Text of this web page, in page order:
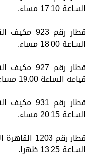
الساعة 17.10 مساء.
قطار رقم
الساعة 18.00 مساء.
قطار رقم
قيامه الساعة 19.00 مساء.
قطار رقم
الساعة 20.15 مساء.
قطار رقم
الساعة 13.25 ظهرا.